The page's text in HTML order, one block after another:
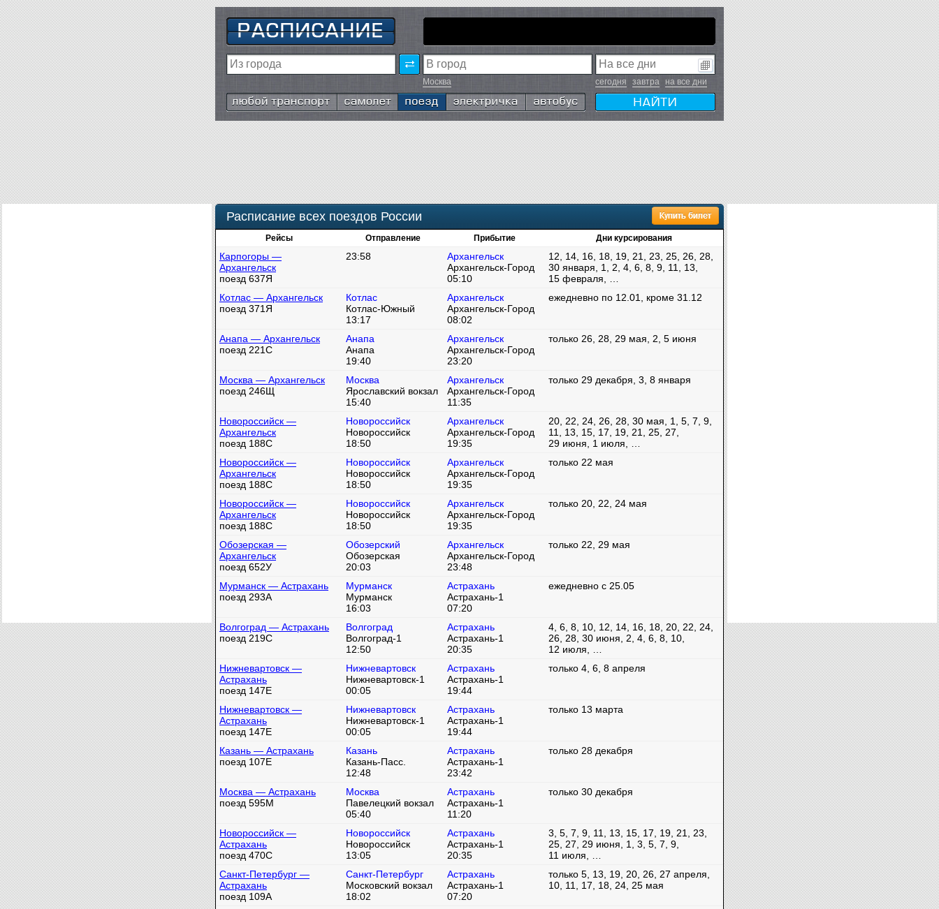
Москва сегодня завтра на все дни
Любой транспорт Самолёт Поезд Электричка Автобус
Расписание всех поездов России
Рейсы Отправление Прибытие Дни курсирования
Карпогоры —
Архангельск
поезд 637Я
23:58
Архангельск
Архангельск-Город
05:10
12, 14, 16, 18, 19, 21, 23, 25, 26, 28,
30 января, 1, 2, 4, 6, 8, 9, 11, 13,
15 февраля, …
Котлас — Архангельск
поезд 371Я
Котлас
Котлас-Южный
13:17
Архангельск
Архангельск-Город
08:02
ежедневно по 12.01, кроме 31.12
Анапа — Архангельск
поезд 221С
Анапа
Анапа
19:40
Архангельск
Архангельск-Город
23:20
только 26, 28, 29 мая, 2, 5 июня
Москва — Архангельск
поезд 246Щ
Москва
Ярославский вокзал
15:40
Архангельск
Архангельск-Город
11:35
только 29 декабря, 3, 8 января
Новороссийск —
Архангельск
поезд 188С
Новороссийск
Новороссийск
18:50
Архангельск
Архангельск-Город
19:35
20, 22, 24, 26, 28, 30 мая, 1, 5, 7, 9,
11, 13, 15, 17, 19, 21, 25, 27,
29 июня, 1 июля, …
Новороссийск —
Архангельск
поезд 188С
Новороссийск
Новороссийск
18:50
Архангельск
Архангельск-Город
19:35
только 22 мая
Новороссийск —
Архангельск
поезд 188С
Новороссийск
Новороссийск
18:50
Архангельск
Архангельск-Город
19:35
только 20, 22, 24 мая
Обозерская —
Архангельск
поезд 652У
Обозерский
Обозерская
20:03
Архангельск
Архангельск-Город
23:48
только 22, 29 мая
Мурманск — Астрахань
поезд 293А
Мурманск
Мурманск
16:03
Астрахань
Астрахань-1
07:20
ежедневно с 25.05
Волгоград — Астрахань
поезд 219С
Волгоград
Волгоград-1
12:50
Астрахань
Астрахань-1
20:35
4, 6, 8, 10, 12, 14, 16, 18, 20, 22, 24,
26, 28, 30 июня, 2, 4, 6, 8, 10,
12 июля, …
Нижневартовск —
Астрахань
поезд 147Е
Нижневартовск
Нижневартовск-1
00:05
Астрахань
Астрахань-1
19:44
только 4, 6, 8 апреля
Нижневартовск —
Астрахань
поезд 147Е
Нижневартовск
Нижневартовск-1
00:05
Астрахань
Астрахань-1
19:44
только 13 марта
Казань — Астрахань
поезд 107Е
Казань
Казань-Пасс.
12:48
Астрахань
Астрахань-1
23:42
только 28 декабря
Москва — Астрахань
поезд 595М
Москва
Павелецкий вокзал
05:40
Астрахань
Астрахань-1
11:20
только 30 декабря
Новороссийск —
Астрахань
поезд 470С
Новороссийск
Новороссийск
13:05
Астрахань
Астрахань-1
20:35
3, 5, 7, 9, 11, 13, 15, 17, 19, 21, 23,
25, 27, 29 июня, 1, 3, 5, 7, 9,
11 июля, …
Санкт-Петербург —
Астрахань
поезд 109А
Санкт-Петербург
Московский вокзал
18:02
Астрахань
Астрахань-1
07:20
только 5, 13, 19, 20, 26, 27 апреля,
10, 11, 17, 18, 24, 25 мая